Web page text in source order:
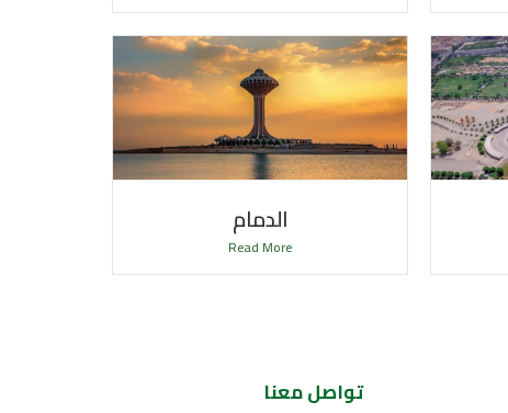
الدمام
Read More
تواصل معنا